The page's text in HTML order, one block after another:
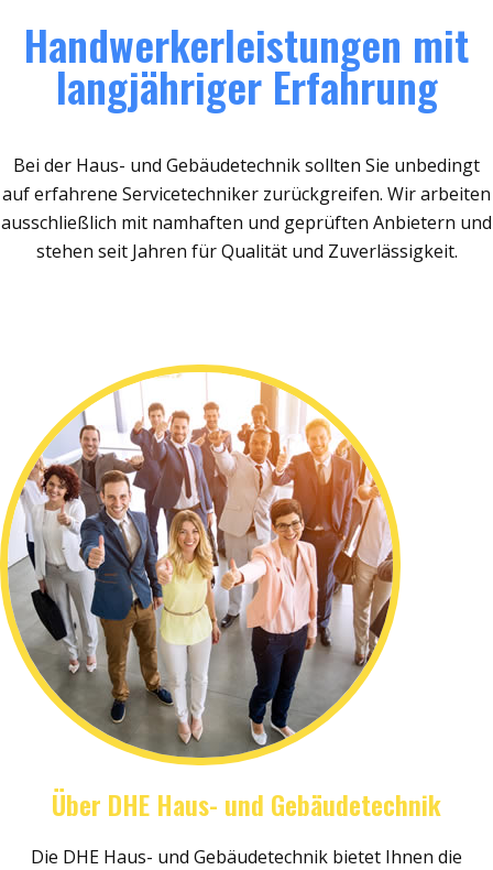
Handwerkerleistungen mit
langjähriger Erfahrung
Bei der Haus- und Gebäudetechnik sollten Sie unbedingt
auf erfahrene Servicetechniker zurückgreifen. Wir arbeiten
ausschließlich mit namhaften und geprüften Anbietern und
stehen seit Jahren für Qualität und Zuverlässigkeit.
Über DHE Haus- und Gebäudetechnik
Die DHE Haus- und Gebäudetechnik bietet Ihnen die